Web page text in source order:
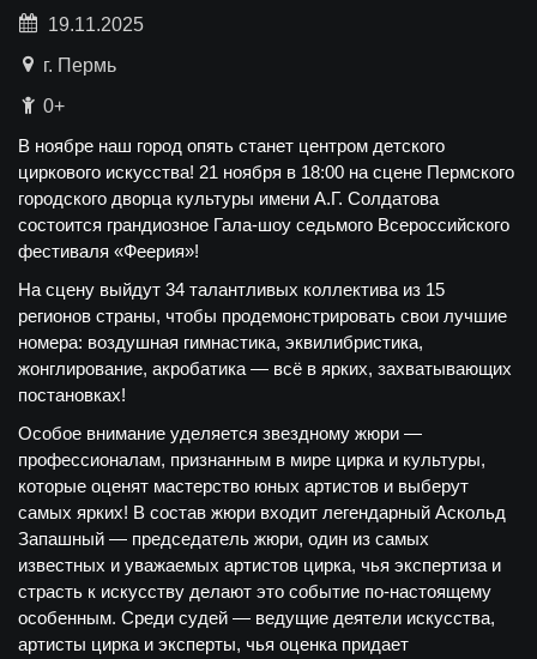
19.11.2025
г. Пермь
0+
В ноябре наш город опять станет центром детского
циркового искусства! 21 ноября в 18:00 на сцене Пермского
городского дворца культуры имени А.Г. Солдатова
состоится грандиозное Гала-шоу седьмого Всероссийского
фестиваля «Феерия»!
На сцену выйдут 34 талантливых коллектива из 15
регионов страны, чтобы продемонстрировать свои лучшие
номера: воздушная гимнастика, эквилибристика,
жонглирование, акробатика — всё в ярких, захватывающих
постановках!
Особое внимание уделяется звездному жюри —
профессионалам, признанным в мире цирка и культуры,
которые оценят мастерство юных артистов и выберут
самых ярких! В состав жюри входит легендарный Аскольд
Запашный — председатель жюри, один из самых
известных и уважаемых артистов цирка, чья экспертиза и
страсть к искусству делают это событие по-настоящему
особенным. Среди судей — ведущие деятели искусства,
артисты цирка и эксперты, чья оценка придает